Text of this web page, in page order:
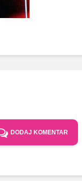
DODAJ KOMENTAR